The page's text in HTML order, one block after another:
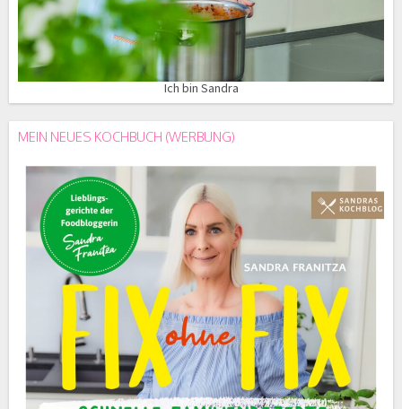
Ich bin Sandra
MEIN NEUES KOCHBUCH (WERBUNG)